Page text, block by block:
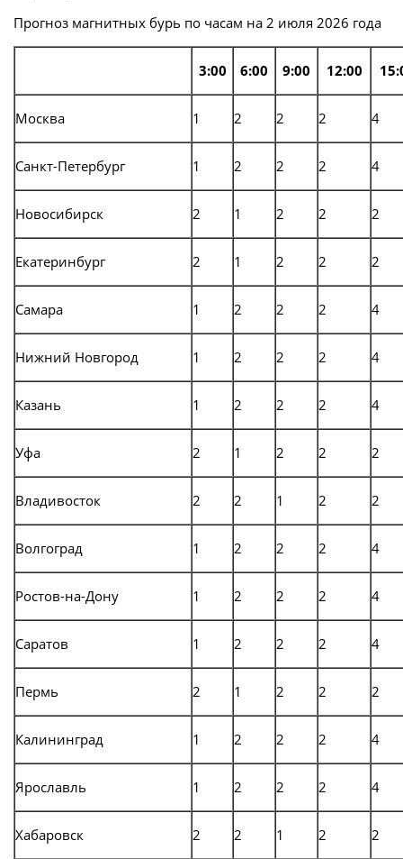
Прогноз магнитных бурь по часам на 2 июля 2026 года
3:00 6:00 9:00 12:00
Москва 1 2 2 2 4
Санкт-Петербург 1 2 2 2 4
Новосибирск 2 1 2 2 2
Екатеринбург 2 1 2 2 2
Самара 1 2 2 2 4
Нижний Новгород 1 2 2 2 4
Казань 1 2 2 2 4
Уфа 2 1 2 2 2
Владивосток 2 2 1 2 2
Волгоград 1 2 2 2 4
Ростов-на-Дону 1 2 2 2 4
Саратов 1 2 2 2 4
Пермь 2 1 2 2 2
Калининград 1 2 2 2 4
Ярославль 1 2 2 2 4
Хабаровск 2 2 1 2 2